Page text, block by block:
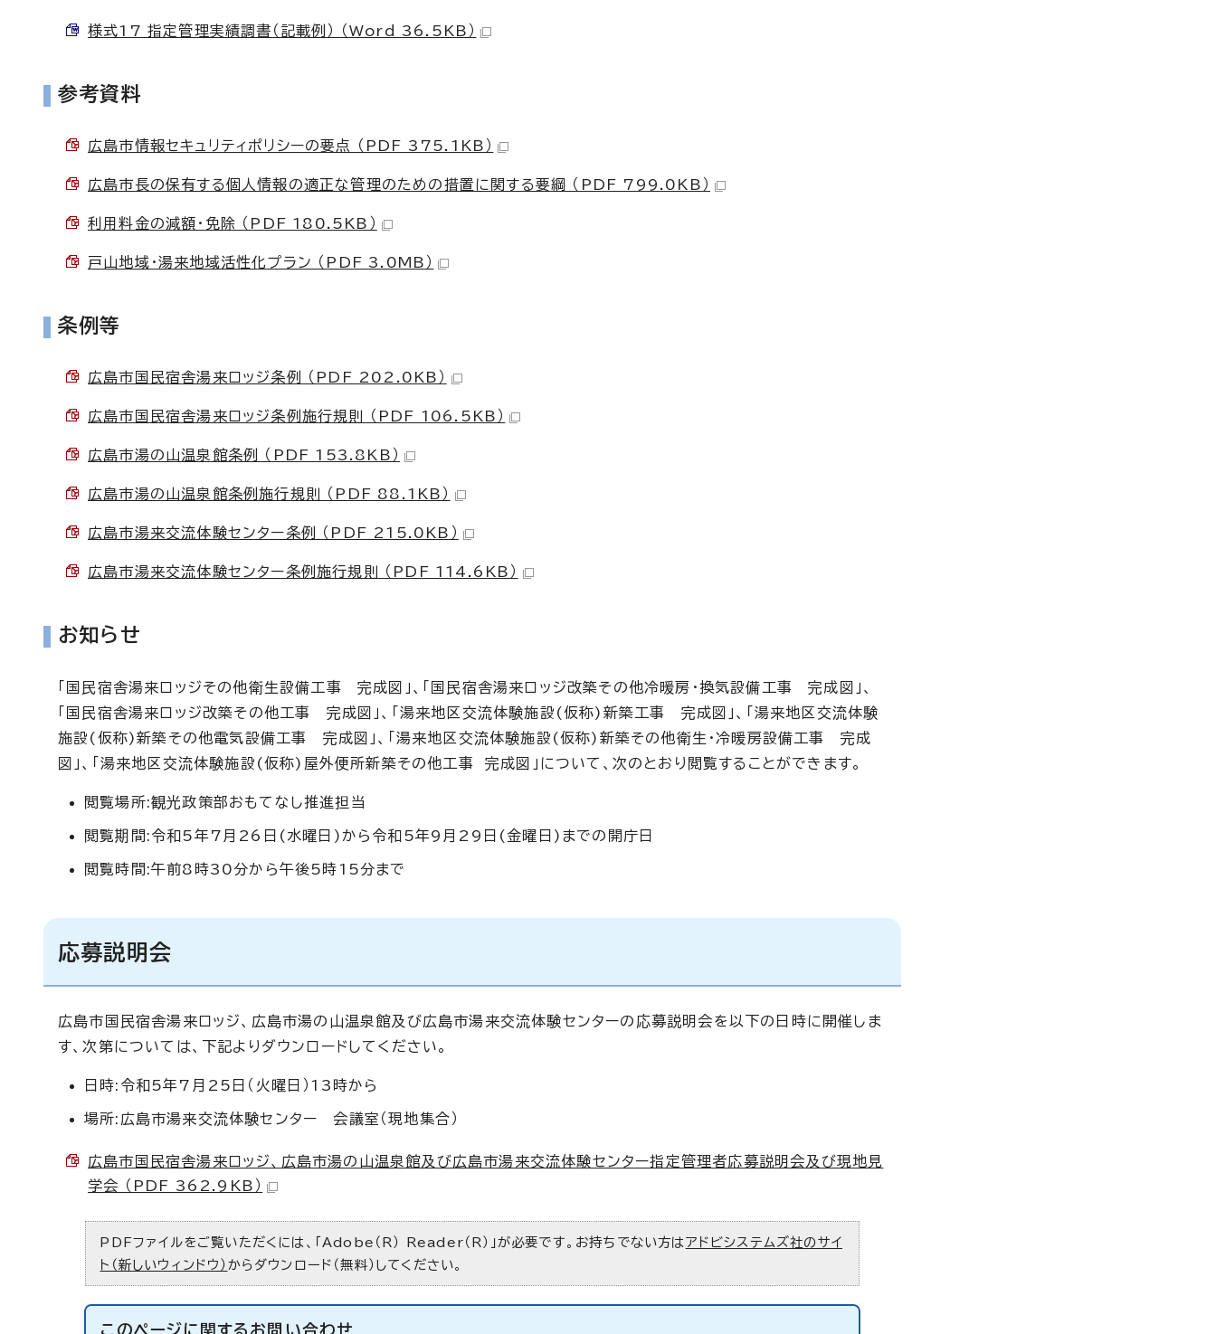
様式17 指定管理実績調書（記載例） （Word 36.5KB）
参考資料
広島市情報セキュリティポリシーの要点 （PDF 375.1KB）
広島市長の保有する個人情報の適正な管理のための措置に関する要綱 （PDF 799.0KB）
利用料金の減額・免除 （PDF 180.5KB）
戸山地域・湯来地域活性化プラン （PDF 3.0MB）
条例等
広島市国民宿舎湯来ロッジ条例 （PDF 202.0KB）
広島市国民宿舎湯来ロッジ条例施行規則 （PDF 106.5KB）
広島市湯の山温泉館条例 （PDF 153.8KB）
広島市湯の山温泉館条例施行規則 （PDF 88.1KB）
広島市湯来交流体験センター条例 （PDF 215.0KB）
広島市湯来交流体験センター条例施行規則 （PDF 114.6KB）
お知らせ
「国民宿舎湯来ロッジその他衛生設備工事 完成図」、「国民宿舎湯来ロッジ改築その他冷暖房・換気設備工事 完成図」、
「国民宿舎湯来ロッジ改築その他工事 完成図」、「湯来地区交流体験施設(仮称)新築工事 完成図」、「湯来地区交流体験
施設(仮称)新築その他電気設備工事 完成図」、「湯来地区交流体験施設(仮称)新築その他衛生・冷暖房設備工事 完成
図」、「湯来地区交流体験施設(仮称)屋外便所新築その他工事 完成図」について、次のとおり閲覧することができます。
閲覧場所:観光政策部おもてなし推進担当
閲覧期間:令和5年7月26日(水曜日)から令和5年9月29日(金曜日)までの開庁日
閲覧時間:午前8時30分から午後5時15分まで
応募説明会
広島市国民宿舎湯来ロッジ、広島市湯の山温泉館及び広島市湯来交流体験センターの応募説明会を以下の日時に開催しま
す、次第については、下記よりダウンロードしてください。
日時:令和5年7月25日（火曜日）13時から
場所:広島市湯来交流体験センター 会議室（現地集合）
広島市国民宿舎湯来ロッジ、広島市湯の山温泉館及び広島市湯来交流体験センター指定管理者応募説明会及び現地見
学会 （PDF 362.9KB）
PDFファイルをご覧いただくには、「Adobe（R） Reader（R）」が必要です。お持ちでない方は アドビシステムズ社のサイ
ト（新しいウィンドウ） からダウンロード（無料）してください。
このページに関する お問い合わせ